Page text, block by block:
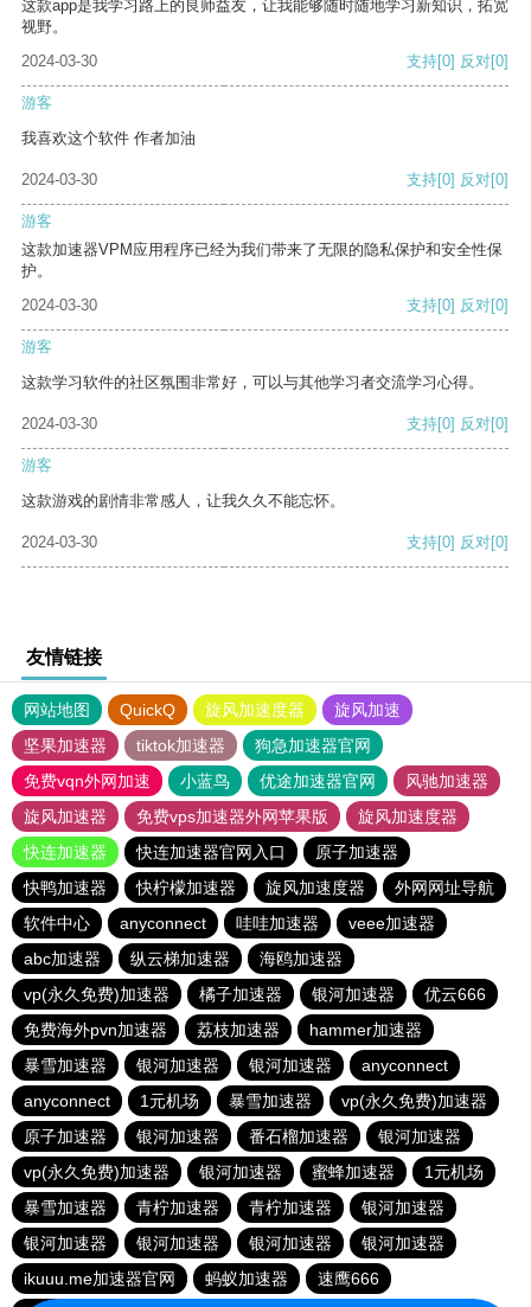
这款app是我学习路上的良师益友，让我能够随时随地学习新知识，拓宽
视野。
2024-03-30
支持[0] 反对[0]
游客
我喜欢这个软件 作者加油
2024-03-30 支持[0] 反对[0]
游客
这款加速器VPM应用程序已经为我们带来了无限的隐私保护和安全性保
护。
2024-03-30
支持[0] 反对[0]
游客
这款学习软件的社区氛围非常好，可以与其他学习者交流学习心得。
2024-03-30 支持[0] 反对[0]
游客
这款游戏的剧情非常感人，让我久久不能忘怀。
2024-03-30 支持[0] 反对[0]
友情链接
网站地图 QuickQ 旋风加速度器
旋风加速
坚果加速器
tiktok加速器
狗急加速器官网
免费vqn外网加速
小蓝鸟 优途加速器官网
风驰加速器
旋风加速器
免费vps加速器外网苹果版
旋风加速度器
快连加速器
快连加速器官网入口
原子加速器
快鸭加速器
快柠檬加速器 旋风加速度器
外网网址导航
软件中心
anyconnect 哇哇加速器
veee加速器
abc加速器
纵云梯加速器
海鸥加速器
vp(永久免费)加速器
橘子加速器 银河加速器
优云666
免费海外pvn加速器
荔枝加速器
hammer加速器
暴雪加速器
银河加速器 银河加速器
anyconnect
anyconnect
1元机场 暴雪加速器
vp(永久免费)加速器
原子加速器
银河加速器 番石榴加速器
银河加速器
vp(永久免费)加速器
银河加速器 蜜蜂加速器
1元机场
暴雪加速器
青柠加速器 青柠加速器
银河加速器
银河加速器
银河加速器 银河加速器
银河加速器
ikuuu.me加速器官网
蚂蚁加速器
速鹰666